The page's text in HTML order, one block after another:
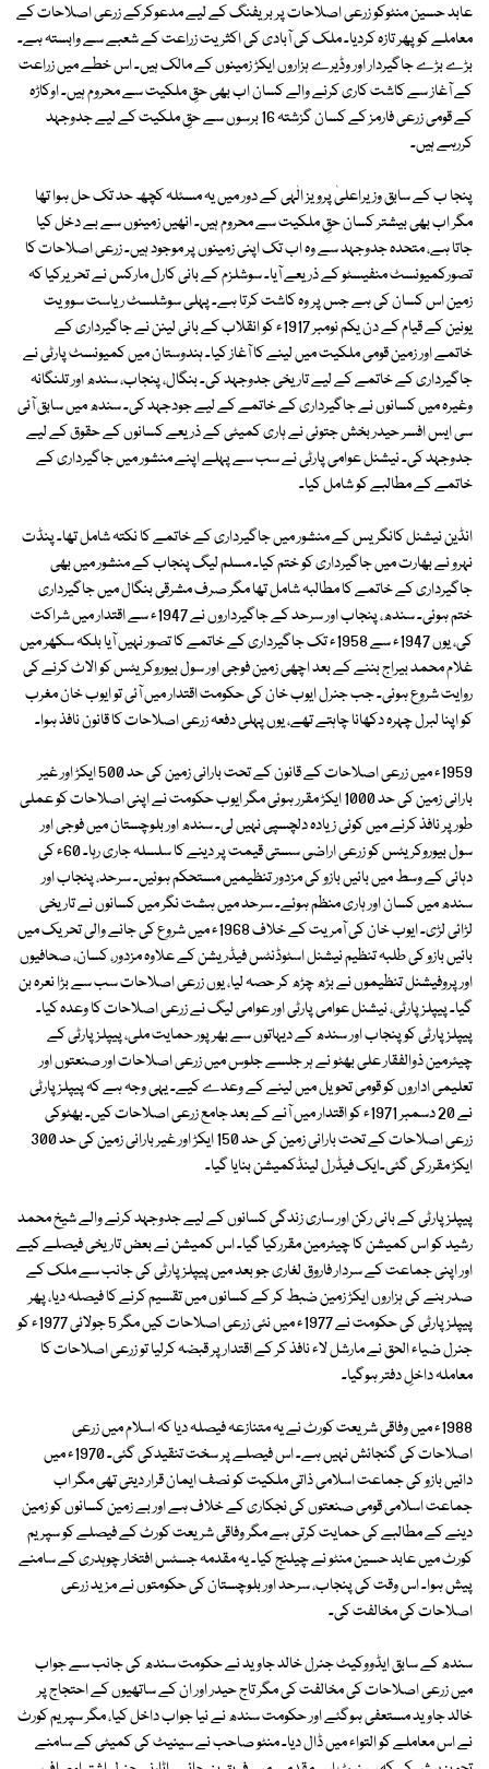
عابد حسین منٹوکو زرعی اصلاحات پر بریفنگ کے لیے مدعوکرکے زرعی اصلاحات کے
معاملے کو پھر تازہ کردیا۔ ملک کی آبادی کی اکثریت زراعت کے شعبے سے وابستہ ہے۔
بڑے بڑے جاگیردار اور وڈیرے ہزاروں ایکڑ زمینوں کے مالک ہیں۔ اس خطے میں زراعت
کے آغاز سے کاشت کاری کرنے والے کسان اب بھی حقِ ملکیت سے محروم ہیں۔ اوکاڑہ
کے قومی زرعی فارمز کے کسان گزشتہ 16 برسوں سے حقِ ملکیت کے لیے جدوجہد
کررہے ہیں۔
پنجا ب کے سابق وزیراعلیٰ پرویز الٰہی کے دور میں یہ مسئلہ کچھ حد تک حل ہوا تھا
مگر اب بھی بیشتر کسان حقِ ملکیت سے محروم ہیں۔ انھیں زمینوں سے بے دخل کیا
جاتا ہے، متحدہ جدوجہد سے وہ اب تک اپنی زمینوں پر موجود ہیں۔ زرعی اصلاحات کا
تصورکمیونسٹ منفیسٹو کے ذریعے آیا۔ سوشلزم کے بانی کارل مارکس نے تحریرکیا کہ
زمین اس کسان کی ہے جس پر وہ کاشت کرتا ہے۔ پہلی سوشلسٹ ریاست سوویت
یونین کے قیام کے دن یکم نومبر 1917ء کو انقلاب کے بانی لینن نے جاگیرداری کے
خاتمے اور زمین قومی ملکیت میں لینے کا آغاز کیا۔ ہندوستان میں کمیونسٹ پارٹی نے
جاگیرداری کے خاتمے کے لیے تاریخی جدوجہد کی۔ بنگال، پنجاب، سندھ اور تلنگانہ
وغیرہ میں کسانوں نے جاگیرداری کے خاتمے کے لیے جودجہد کی۔ سندھ میں سابق آئی
سی ایس افسر حیدر بخش جتوئی نے ہاری کمیٹی کے ذریعے کسانوں کے حقوق کے لیے
جدوجہد کی۔ نیشنل عوامی پارٹی نے سب سے پہلے اپنے منشور میں جاگیرداری کے
خاتمے کے مطالبے کو شامل کیا۔
انڈین نیشنل کانگریس کے منشور میں جاگیرداری کے خاتمے کا نکتہ شامل تھا۔ پنڈت
نہرو نے بھارت میں جاگیرداری کو ختم کیا۔ مسلم لیگ پنجاب کے منشور میں بھی
جاگیرداری کے خاتمے کا مطالبہ شامل تھا مگر صرف مشرقی بنگال میں جاگیرداری
ختم ہوئی۔ سندھ، پنجاب اور سرحد کے جاگیرداروں نے 1947ء سے اقتدار میں شراکت
کی، یوں 1947ء سے 1958ء تک جاگیرداری کے خاتمے کا تصور نہیں آیا بلکہ سکھر میں
غلام محمد بیراج بننے کے بعد اچھی زمین فوجی اور سول بیوروکریٹس کو الاٹ کرنے کی
روایت شروع ہوئی۔ جب جنرل ایوب خان کی حکومت اقتدار میں آئی تو ایوب خان مغرب
کو اپنا لبرل چہرہ دکھانا چاہتے تھے، یوں پہلی دفعہ زرعی اصلاحات کا قانون نافذ ہوا۔
1959ء میں زرعی اصلاحات کے قانون کے تحت بارانی زمین کی حد 500 ایکڑ اور غیر
بارانی زمین کی حد 1000 ایکڑ مقرر ہوئی مگر ایوب حکومت نے اپنی اصلاحات کو عملی
طور پر نافذ کرنے میں کوئی زیادہ دلچسپی نہیں لی۔ سندھ اور بلوچستان میں فوجی اور
سول بیوروکریٹس کو زرعی اراضی سستی قیمت پر دینے کا سلسلہ جاری رہا۔ 60ء کی
دہائی کے وسط میں بائیں بازو کی مزدور تنظیمیں مستحکم ہوئیں۔ سرحد، پنجاب اور
سندھ میں کسان اور ہاری منظم ہوئے۔ سرحد میں ہشت نگر میں کسانوں نے تاریخی
لڑائی لڑی۔ ایوب خان کی آمریت کے خلاف 1968ء میں شروع کی جانے والی تحریک میں
بائیں بازو کی طلبہ تنظیم نیشنل اسٹوڈنٹس فیڈریشن کے علاوہ مزدور، کسان، صحافیوں
اور پروفیشنل تنظیموں نے بڑھ چڑھ کر حصہ لیا، یوں زرعی اصلاحات سب سے بڑا نعرہ بن
گیا۔ پیپلز پارٹی، نیشنل عوامی پارٹی اور عوامی لیگ نے زرعی اصلاحات کا وعدہ کیا۔
پیپلز پارٹی کو پنجاب اور سندھ کے دیہاتوں سے بھرپور حمایت ملی، پیپلز پارٹی کے
چیئرمین ذوالفقار علی بھٹو نے ہر جلسے جلوس میں زرعی اصلاحات اور صنعتوں اور
تعلیمی اداروں کو قومی تحویل میں لینے کے وعدے کیے۔ یہی وجہ ہے کہ پیپلز پارٹی
نے 20 دسمبر 1971ء کو اقتدار میں آنے کے بعد جامع زرعی اصلاحات کیں۔ بھٹوکی
زرعی اصلاحات کے تحت بارانی زمین کی حد 150 ایکڑ اور غیر بارانی زمین کی حد 300
ایکڑ مقررکی گئی۔ایک فیڈرل لینڈکمیشن بنایا گیا۔
پیپلز پارٹی کے بانی رکن اور ساری زندگی کسانوں کے لیے جدوجہد کرنے والے شیخ محمد
رشید کو اس کمیشن کا چیئرمین مقررکیا گیا۔ اس کمیشن نے بعض تاریخی فیصلے کیے
اور اپنی جماعت کے سردار فاروق لغاری جو بعد میں پیپلز پارٹی کی جانب سے ملک کے
صدر بنے کی ہزاروں ایکڑ زمین ضبط کر کے کسانوں میں تقسیم کرنے کا فیصلہ دیا، پھر
پیپلز پارٹی کی حکومت نے 1977ء میں نئی زرعی اصلاحات کیں مگر 5 جولائی 1977ء کو
جنرل ضیاء الحق نے مارشل لاء نافذ کر کے اقتدار پر قبضہ کرلیا تو زرعی اصلاحات کا
معاملہ داخلِ دفتر ہوگیا۔
1988ء میں وفاقی شریعت کورٹ نے یہ متنازعہ فیصلہ دیا کہ اسلام میں زرعی
اصلاحات کی گنجائش نہیں ہے۔ اس فیصلے پر سخت تنقیدکی گئی۔ 1970ء میں
دائیں بازو کی جماعت اسلامی ذاتی ملکیت کو نصف ایمان قرار دیتی تھی مگر اب
جماعت اسلامی قومی صنعتوں کی نجکاری کے خلاف ہے اور بے زمین کسانوں کو زمین
دینے کے مطالبے کی حمایت کرتی ہے مگر وفاقی شریعت کورٹ کے فیصلے کو سپریم
کورٹ میں عابد حسین منٹو نے چیلنج کیا۔ یہ مقدمہ جسٹس افتخار چوہدری کے سامنے
پیش ہوا۔ اس وقت کی پنجاب، سرحد اور بلوچستان کی حکومتوں نے مزید زرعی
اصلاحات کی مخالفت کی۔
سندھ کے سابق ایڈووکیٹ جنرل خالد جاوید نے حکومت سندھ کی جانب سے جواب
میں زرعی اصلاحات کی مخالفت کی مگر تاج حیدر اور ان کے ساتھیوں کے احتجاج پر
خالد جاوید مستعفی ہوگئے اور حکومت سندھ نے نیا جواب داخل کیا، مگر سپریم کورٹ
نے اس معاملے کو التواء میں ڈال دیا۔ منٹو صاحب نے سینیٹ کی کمیٹی کے سامنے